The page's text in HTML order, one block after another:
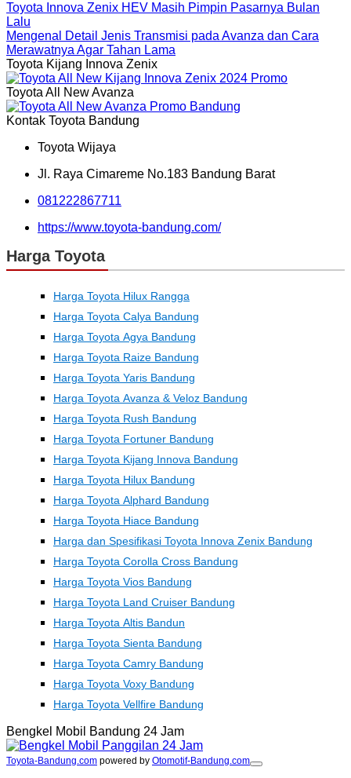
Toyota Innova Zenix HEV Masih Pimpin Pasarnya Bulan
Lalu
Mengenal Detail Jenis Transmisi pada Avanza dan Cara
Merawatnya Agar Tahan Lama
Toyota Kijang Innova Zenix
Toyota All New Avanza
Kontak Toyota Bandung
Toyota Wijaya
Jl. Raya Cimareme No.183 Bandung Barat
081222867711
https://www.toyota-bandung.com/
Harga Toyota
Harga Toyota Hilux Rangga
Harga Toyota Calya Bandung
Harga Toyota Agya Bandung
Harga Toyota Raize Bandung
Harga Toyota Yaris Bandung
Harga Toyota Avanza & Veloz Bandung
Harga Toyota Rush Bandung
Harga Toyota Fortuner Bandung
Harga Toyota Kijang Innova Bandung
Harga Toyota Hilux Bandung
Harga Toyota Alphard Bandung
Harga Toyota Hiace Bandung
Harga dan Spesifikasi Toyota Innova Zenix Bandung
Harga Toyota Corolla Cross Bandung
Harga Toyota Vios Bandung
Harga Toyota Land Cruiser Bandung
Harga Toyota Altis Bandun
Harga Toyota Sienta Bandung
Harga Toyota Camry Bandung
Harga Toyota Voxy Bandung
Harga Toyota Vellfire Bandung
Bengkel Mobil Bandung 24 Jam
Toyota-Bandung.com powered by Otomotif-Bandung.com